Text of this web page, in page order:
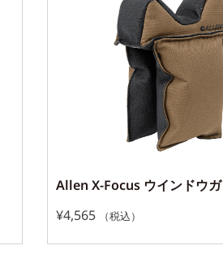
Allen X-Focus ウインドウガ
¥4,565 （税込）